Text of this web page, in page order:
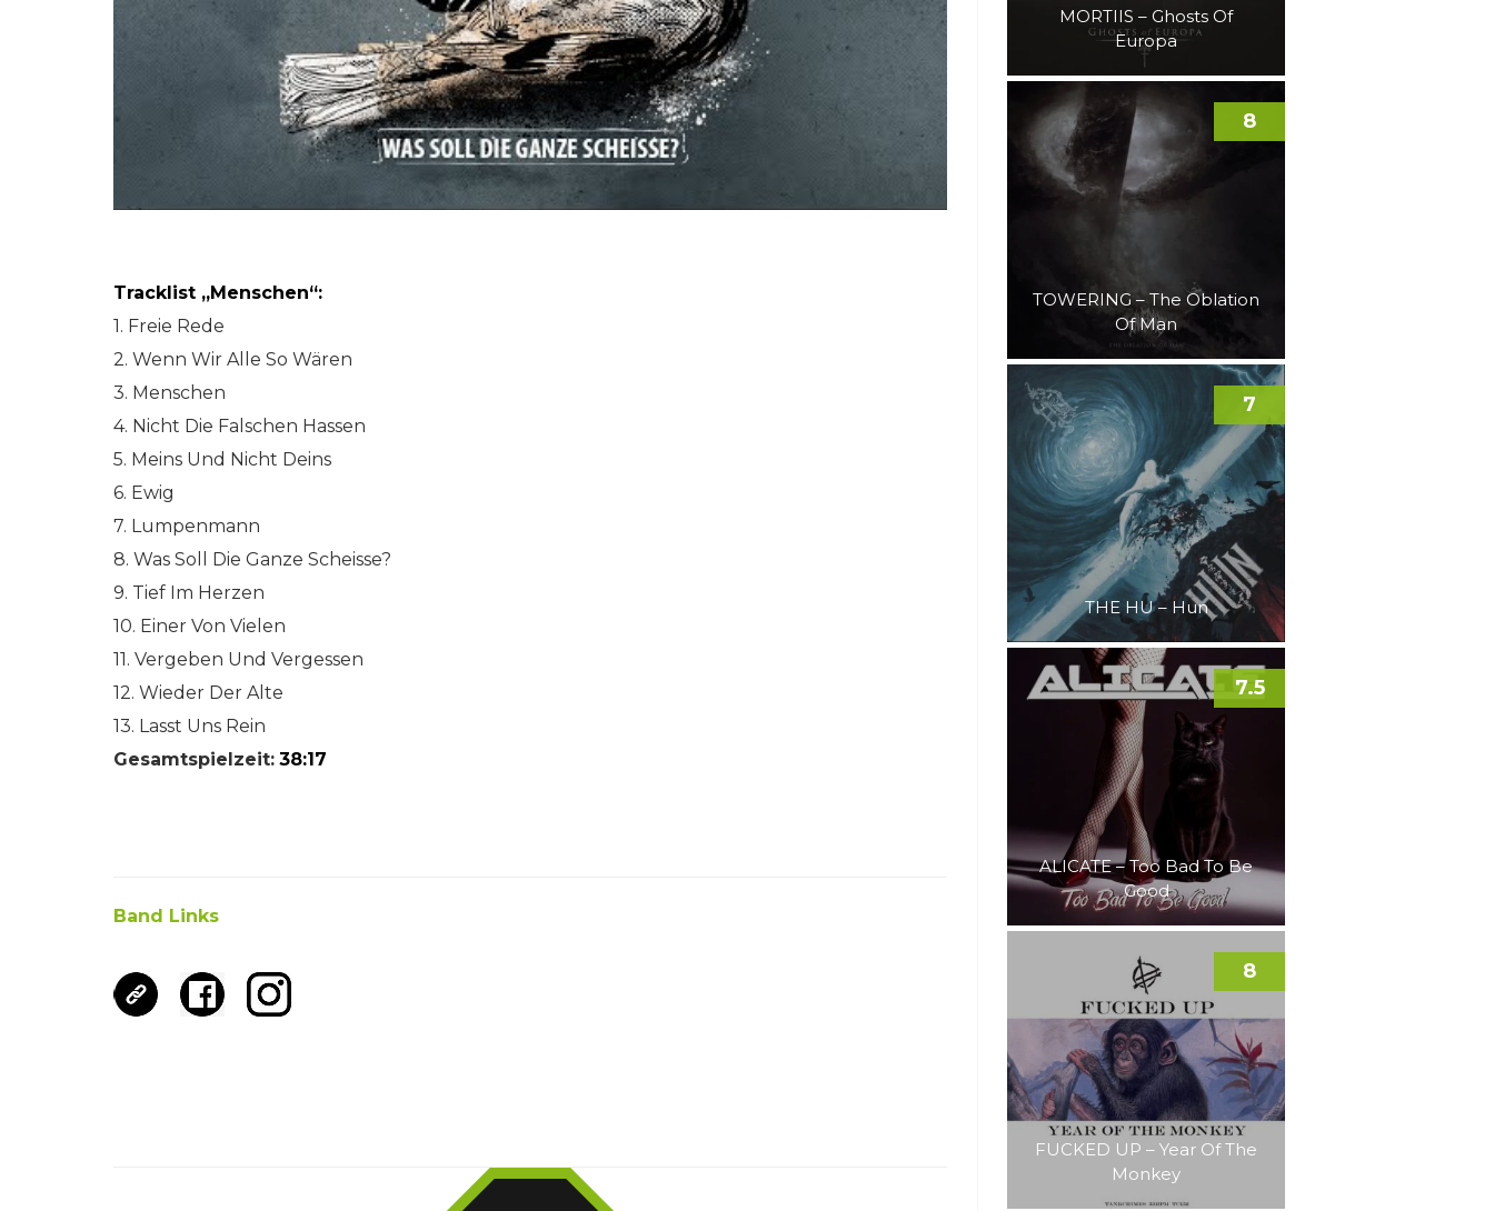
Tracklist „Menschen“:
1. Freie Rede
2. Wenn Wir Alle So Wären
3. Menschen
4. Nicht Die Falschen Hassen
5. Meins Und Nicht Deins
6. Ewig
7. Lumpenmann
8. Was Soll Die Ganze Scheisse?
9. Tief Im Herzen
10. Einer Von Vielen
11. Vergeben Und Vergessen
12. Wieder Der Alte
13. Lasst Uns Rein
Gesamtspielzeit: 38:17
Band Links
MORTIIS – Ghosts Of
Europa
TOWERING – The Oblation
Of Man
8
THE HU – Hun
7
ALICATE – Too Bad To Be
Good
7.5
FUCKED UP – Year Of The
Monkey
8